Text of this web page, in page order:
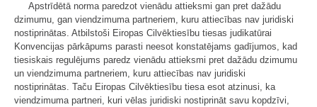
Apstrīdētā norma paredzot vienādu attieksmi gan pret dažādu
dzimumu, gan viendzimuma partneriem, kuru attiecības nav juridiski
nostiprinātas. Atbilstoši Eiropas Cilvēktiesību tiesas judikatūrai
Konvencijas pārkāpums parasti neesot konstatējams gadījumos, kad
tiesiskais regulējums paredz vienādu attieksmi pret dažādu dzimumu
un viendzimuma partneriem, kuru attiecības nav juridiski
nostiprinātas. Taču Eiropas Cilvēktiesību tiesa esot atzinusi, ka
viendzimuma partneri, kuri vēlas juridiski nostiprināt savu kopdzīvi,